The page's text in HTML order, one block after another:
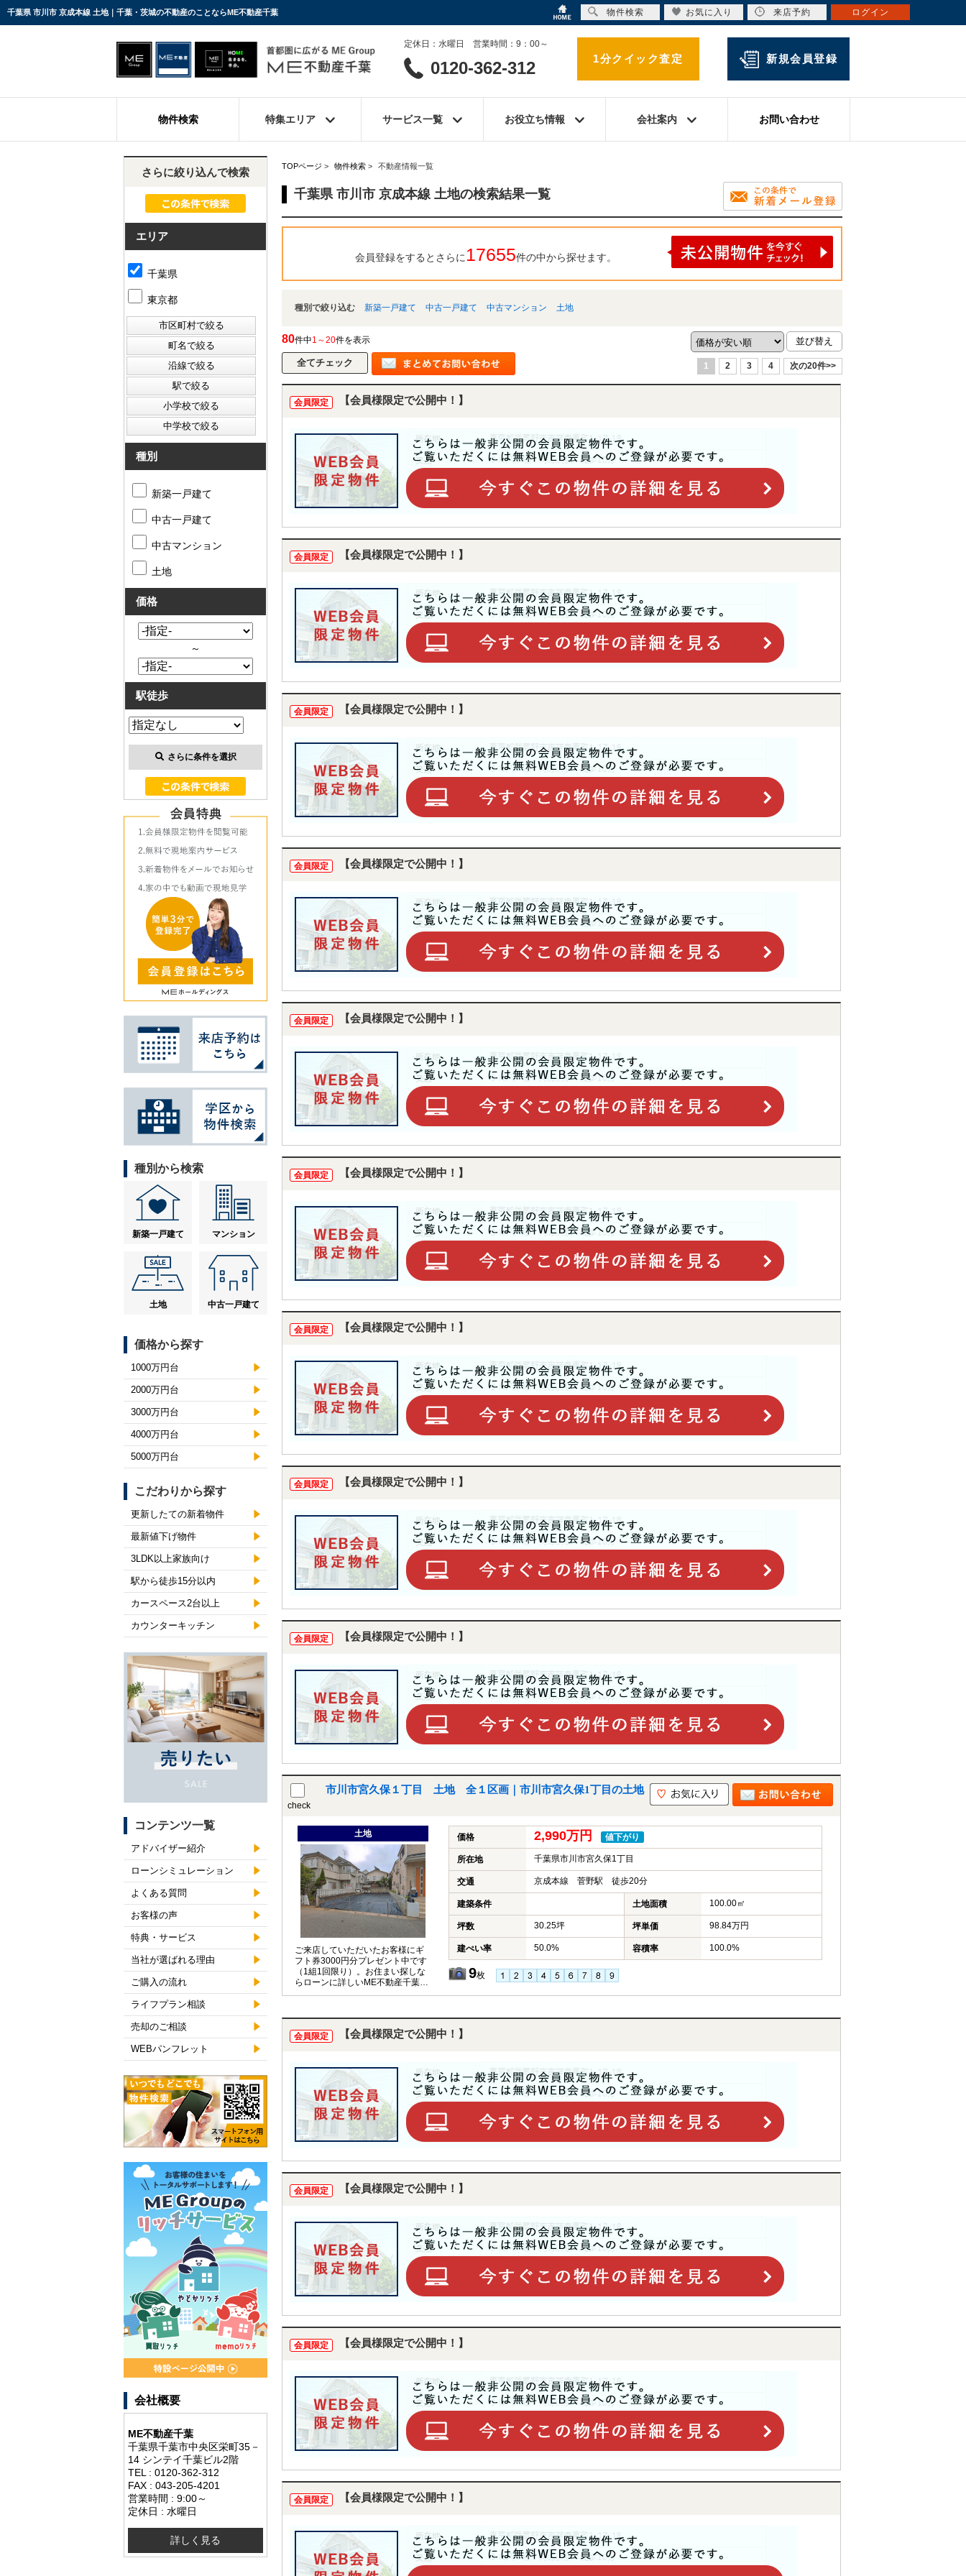
千葉県 市川市 京成本線 土地｜千葉・茨城の不動産のことならME不動産千葉
定休日：水曜日 営業時間：9：00～
0120-362-312 1分クイック査定 新規会員登録
物件検索 特集エリア サービス一覧 お役立ち情報 会社案内 お問い合わせ
TOPページ > 物件検索 > 不動産情報一覧
千葉県 市川市 京成本線 土地の検索結果一覧
会員登録をするとさらに 17655件の中から探せます。
種別で絞り込む 新築一戸建て 中古一戸建て 中古マンション 土地
80件中1～20件を表示
1 2 3 4 次の20件>>
会員限定 【会員様限定で公開中！】
会員限定 【会員様限定で公開中！】
会員限定 【会員様限定で公開中！】
会員限定 【会員様限定で公開中！】
会員限定 【会員様限定で公開中！】
会員限定 【会員様限定で公開中！】
会員限定 【会員様限定で公開中！】
会員限定 【会員様限定で公開中！】
会員限定 【会員様限定で公開中！】
check
市川市宮久保１丁目 土地 全１区画｜市川市宮久保1丁目の土地
土地
ご来店していただいたお客様にギ
フト券3000円分プレゼント中です
（1組1回限り）。お住まい探しな
らローンに詳しいME不動産千葉に
価格 2,990万円 値下がり
所在地 千葉県市川市宮久保1丁目
交通 京成本線 菅野駅 徒歩20分
建築条件 土地面積 100.00㎡
坪数 30.25坪 坪単価 98.84万円
建ぺい率 50.0% 容積率 100.0%
9枚
会員限定 【会員様限定で公開中！】
会員限定 【会員様限定で公開中！】
会員限定 【会員様限定で公開中！】
会員限定 【会員様限定で公開中！】
さらに絞り込んで検索
エリア
千葉県
東京都
種別
新築一戸建て
中古一戸建て
中古マンション
土地
価格
～
駅徒歩
さらに条件を選択
種別から検索
新築一戸建て マンション
土地 中古一戸建て
価格から探す
1000万円台
2000万円台
3000万円台
4000万円台
5000万円台
こだわりから探す
更新したての新着物件
最新値下げ物件
3LDK以上家族向け
駅から徒歩15分以内
カースペース2台以上
カウンターキッチン
コンテンツ一覧
アドバイザー紹介
ローンシミュレーション
よくある質問
お客様の声
特典・サービス
当社が選ばれる理由
ご購入の流れ
ライフプラン相談
売却のご相談
WEBパンフレット
会社概要
ME不動産千葉
千葉県千葉市中央区栄町35－
14 シンテイ千葉ビル2階
TEL : 0120-362-312
FAX : 043-205-4201
営業時間 : 9:00～
定休日 : 水曜日
詳しく見る
物件検索 お気に入り 来店予約 ログイン